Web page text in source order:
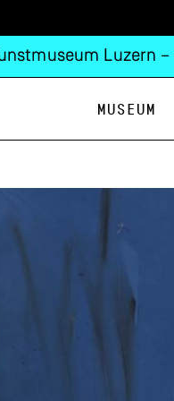
Luzern
Museum